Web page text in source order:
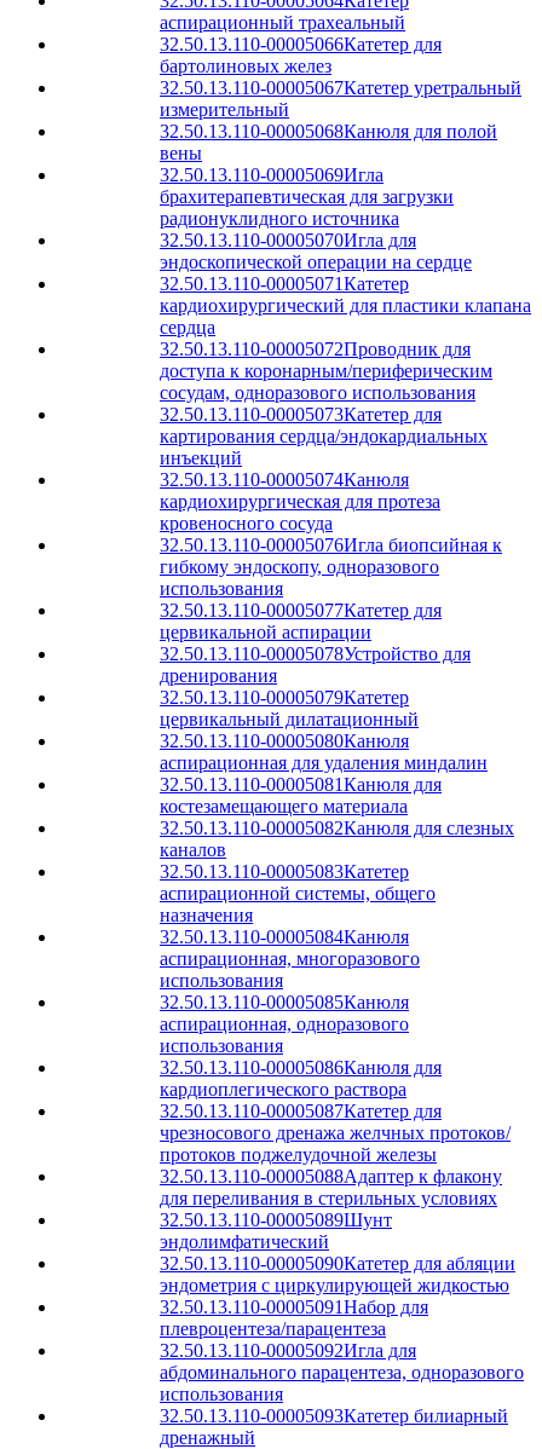
аспирационный трахеальный
32.50.13.110-00005066Катетер для
бартолиновых желез
32.50.13.110-00005067Катетер уретральный
измерительный
32.50.13.110-00005068Канюля для полой
вены
32.50.13.110-00005069Игла
брахитерапевтическая для загрузки
радионуклидного источника
32.50.13.110-00005070Игла для
эндоскопической операции на сердце
32.50.13.110-00005071Катетер
кардиохирургический для пластики клапана
сердца
32.50.13.110-00005072Проводник для
доступа к коронарным/периферическим
сосудам, одноразового использования
32.50.13.110-00005073Катетер для
картирования сердца/эндокардиальных
инъекций
32.50.13.110-00005074Канюля
кардиохирургическая для протеза
кровеносного сосуда
32.50.13.110-00005076Игла биопсийная к
гибкому эндоскопу, одноразового
использования
32.50.13.110-00005077Катетер для
цервикальной аспирации
32.50.13.110-00005078Устройство для
дренирования
32.50.13.110-00005079Катетер
цервикальный дилатационный
32.50.13.110-00005080Канюля
аспирационная для удаления миндалин
32.50.13.110-00005081Канюля для
костезамещающего материала
32.50.13.110-00005082Канюля для слезных
каналов
32.50.13.110-00005083Катетер
аспирационной системы, общего
назначения
32.50.13.110-00005084Канюля
аспирационная, многоразового
использования
32.50.13.110-00005085Канюля
аспирационная, одноразового
использования
32.50.13.110-00005086Канюля для
кардиоплегического раствора
32.50.13.110-00005087Катетер для
чрезносового дренажа желчных протоков/
протоков поджелудочной железы
32.50.13.110-00005088Адаптер к флакону
для переливания в стерильных условиях
32.50.13.110-00005089Шунт
эндолимфатический
32.50.13.110-00005090Катетер для абляции
эндометрия с циркулирующей жидкостью
32.50.13.110-00005091Набор для
плевроцентеза/парацентеза
32.50.13.110-00005092Игла для
абдоминального парацентеза, одноразового
использования
32.50.13.110-00005093Катетер билиарный
дренажный